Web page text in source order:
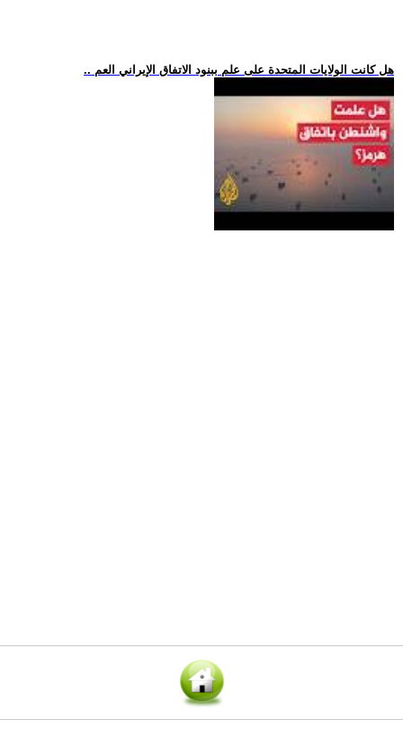
.. هل كانت الولايات المتحدة على علم ببنود الاتفاق الإيراني العم